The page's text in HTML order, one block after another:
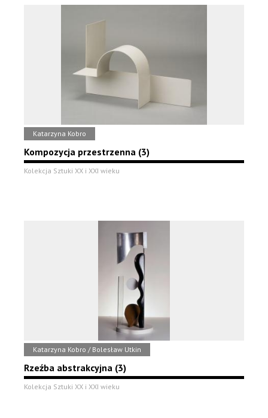
Katarzyna Kobro
Kompozycja przestrzenna (3)
Kolekcja Sztuki XX i XXI wieku
Katarzyna Kobro / Bolesław Utkin
Rzeźba abstrakcyjna (3)
Kolekcja Sztuki XX i XXI wieku